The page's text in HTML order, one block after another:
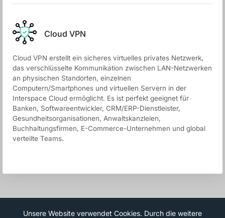
Cloud VPN
Cloud VPN erstellt ein sicheres virtuelles privates Netzwerk,
das verschlüsselte Kommunikation zwischen LAN-Netzwerken
an physischen Standorten, einzelnen
Computern/Smartphones und virtuellen Servern in der
Interspace Cloud ermöglicht. Es ist perfekt geeignet für
Banken, Softwareentwickler, CRM/ERP-Dienstleister,
Gesundheitsorganisationen, Anwaltskanzleien,
Buchhaltungsfirmen, E-Commerce-Unternehmen und global
verteilte Teams.
Unsere Website verwendet Cookies. Durch die weitere